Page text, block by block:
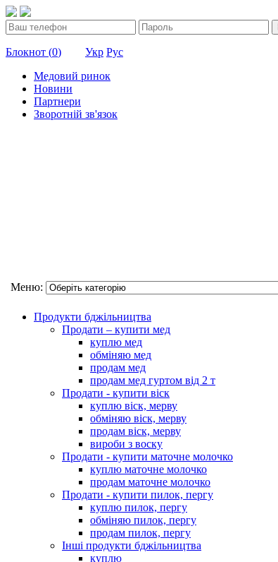
Блокнот (0) Укр Рус
Медовий ринок
Новини
Партнери
Зворотній зв'язок
Меню:
Продукти бджільництва
Продати – купити мед
куплю мед
обміняю мед
продам мед
продам мед гуртом від 2 т
Продати - купити віск
куплю віск, мерву
обміняю віск, мерву
продам віск, мерву
вироби з воску
Продати - купити маточне молочко
куплю маточне молочко
продам маточне молочко
Продати - купити пилок, пергу
куплю пилок, пергу
обміняю пилок, пергу
продам пилок, пергу
Інші продукти бджільництва
куплю